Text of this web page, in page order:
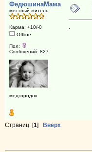
ФедюшинаМама
местный житель
Карма: +10/-0
Offline
Пол:
Сообщений: 827
медгородок
.
Страниц: [1] Вверх